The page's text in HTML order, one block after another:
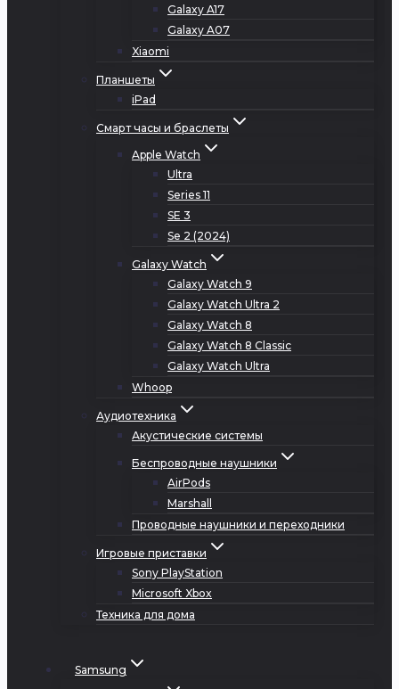
Galaxy A17
Galaxy A07
Xiaomi
Планшеты
iPad
Смарт часы и браслеты
Apple Watch
Ultra
Series 11
SE 3
Se 2 (2024)
Galaxy Watch
Galaxy Watch 9
Galaxy Watch Ultra 2
Galaxy Watch 8
Galaxy Watch 8 Classic
Galaxy Watch Ultra
Whoop
Аудиотехника
Акустические системы
Беспроводные наушники
AirPods
Marshall
Проводные наушники и переходники
Игровые приставки
Sony PlayStation
Microsoft Xbox
Техника для дома
Samsung